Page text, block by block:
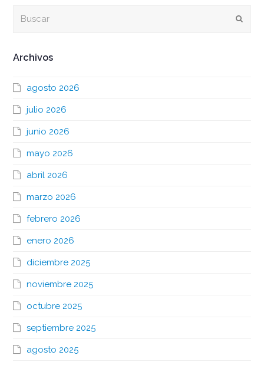
Archivos
agosto 2026
julio 2026
junio 2026
mayo 2026
abril 2026
marzo 2026
febrero 2026
enero 2026
diciembre 2025
noviembre 2025
octubre 2025
septiembre 2025
agosto 2025